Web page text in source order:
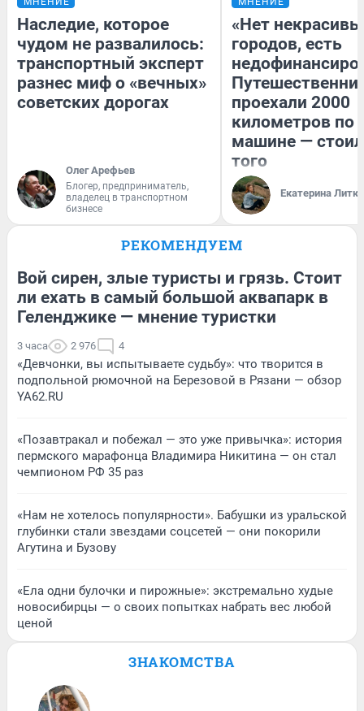
Наследие, которое
чудом не развалилось:
транспортный эксперт
разнес миф о «вечных»
советских дорогах
Олег Арефьев
Блогер, предприниматель,
владелец в транспортном
бизнесе
«Нет
городов, есть
проехали 2000
километров по
машине —
того
Екатерина
РЕКОМЕНДУЕМ
Вой сирен, злые туристы и грязь. Стоит
ли ехать в самый большой аквапарк в
Геленджике — мнение туристки
3 часа 2 976 4
«Девчонки, вы испытываете судьбу»: что творится в
подпольной рюмочной на Березовой в Рязани — обзор
YA62.RU
«Позавтракал и побежал — это уже привычка»: история
пермского марафонца Владимира Никитина — он стал
чемпионом РФ 35 раз
«Нам не хотелось популярности». Бабушки из уральской
глубинки стали звездами соцсетей — они покорили
Агутина и Бузову
«Ела одни булочки и пирожные»: экстремально худые
новосибирцы — о своих попытках набрать вес любой
ценой
ЗНАКОМСТВА